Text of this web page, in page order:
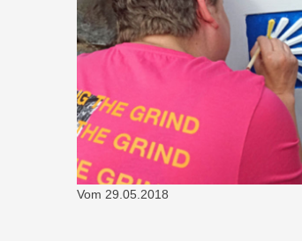
Vom 29.05.2018